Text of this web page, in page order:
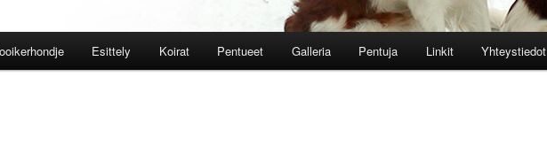
Esittely Koirat Pentueet Galleria Pentuja Linkit Yhteystiedot